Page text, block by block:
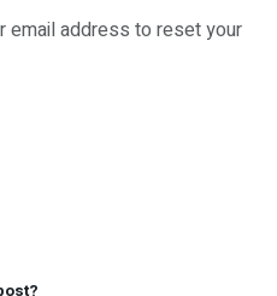
email address to reset your